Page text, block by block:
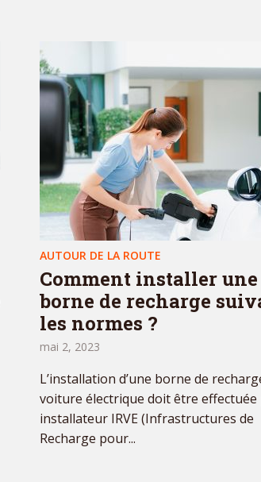
AUTOUR DE LA ROUTE
Comment installer une
borne de recharge
les normes ?
mai 2, 2023
L’installation d’une borne de
voiture électrique doit être effectuée
installateur IRVE (Infrastructures de
Recharge pour...